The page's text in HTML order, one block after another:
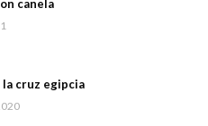
canela
la cruz egipcia